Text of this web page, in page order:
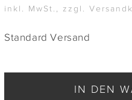
inkl. MwSt., zzgl.
Standard Versand
IN DEN